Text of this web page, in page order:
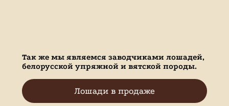
Так же мы являемся заводчиками лошадей,
белорусской упряжной и вятской породы.
Лошади в продаже